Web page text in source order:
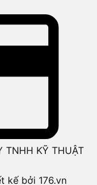
KỸ THUẬT
kế bởi 176.vn